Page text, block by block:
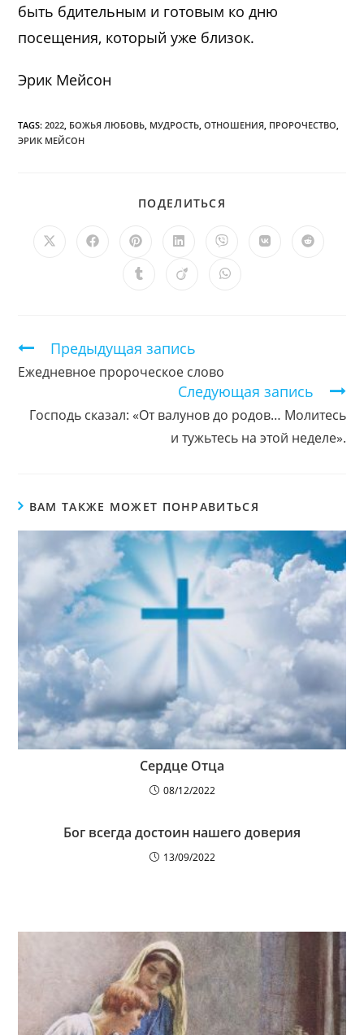
быть бдительным и готовым ко дню
посещения, который уже близок.
Эрик Мейсон
TAGS:2022 БОЖЬЯ ЛЮБОВЬ МУДРОСТЬ ОТНОШЕНИЯ ПРОРОЧЕСТВО
ЭРИК МЕЙСОН
ПОДЕЛИТЬСЯ
Открывается
Открывается
новом
Открывается
в
новом
Открывается
новом
Открывается
новом
Открывается
Открывается
ОткрываетсяОткрывается
Продолжить
чтение
Предыдущая запись
Ежедневное пророческое слово
Следующая запись
Господь сказал: «От валунов до родов… Молитесь
и тужьтесь на этой неделе».
ВАМ ТАКЖЕ МОЖЕТ ПОНРАВИТЬСЯ
Сердце Отца
08/12/2022
Бог всегда достоин нашего доверия
13/09/2022